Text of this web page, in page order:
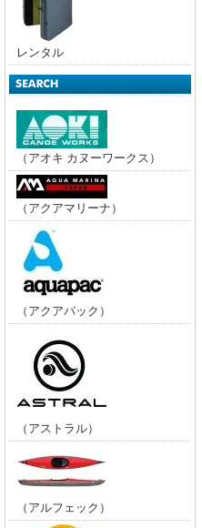
レンタル
（アオキ カヌーワークス）
（アクアマリーナ）
（アクアパック）
（アストラル）
（アルフェック）